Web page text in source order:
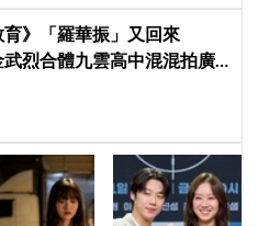
育》「羅華振」又回來
烈合體九雲高中混混拍廣